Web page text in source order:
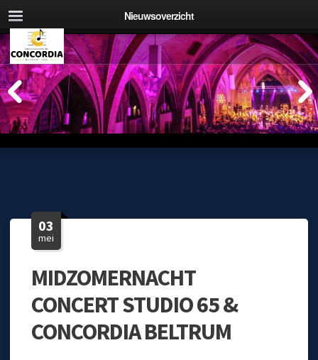
Nieuwsoverzicht
03
mei
MIDZOMERNACHT
CONCERT STUDIO 65 &
CONCORDIA BELTRUM